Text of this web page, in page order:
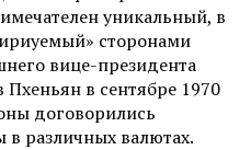
уникальный, в
сторонами
вице-президента
в сентябре 1970
договорились
в различных валютах.